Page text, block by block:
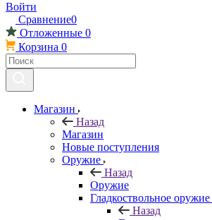
Войти
Сравнение0
Отложенные 0
Корзина 0
Магазин
Назад
Магазин
Новые поступления
Оружие
Назад
Оружие
Гладкоствольное оружие
Назад